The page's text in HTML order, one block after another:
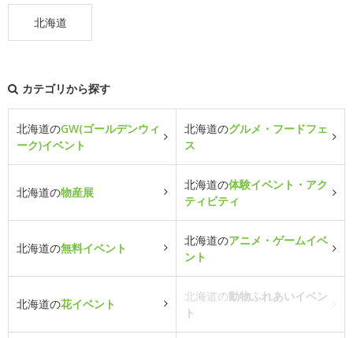
北海道
カテゴリから探す
北海道のGW(ゴールデンウィ
ーク)イベント
北海道のグルメ・フードフェ
ス
北海道の物産展
北海道の体験イベント・アク
ティビティ
北海道の無料イベント
北海道のアニメ・ゲームイベ
ント
北海道の花イベント
北海道の動物ふれあいイベン
ト